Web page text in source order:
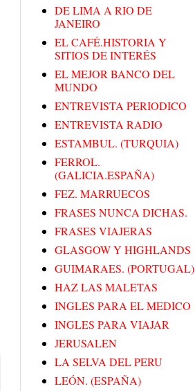
DE LIMA A RIO DE
JANEIRO
EL CAFÉ.HISTORIA Y
SITIOS DE INTERÉS
EL MEJOR BANCO DEL
MUNDO
ENTREVISTA PERIODICO
ENTREVISTA RADIO
ESTAMBUL. (TURQUIA)
FERROL.
(GALICIA.ESPAÑA)
FEZ. MARRUECOS
FRASES NUNCA DICHAS.
FRASES VIAJERAS
GLASGOW Y HIGHLANDS
GUIMARAES. (PORTUGAL)
HAZ LAS MALETAS
INGLES PARA EL MEDICO
INGLES PARA VIAJAR
JERUSALEN
LA SELVA DEL PERU
LEÓN. (ESPAÑA)